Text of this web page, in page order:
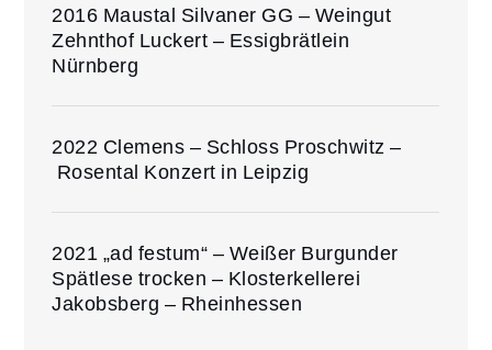
2016 Maustal Silvaner GG – Weingut
Zehnthof Luckert – Essigbrätlein
Nürnberg
2022 Clemens – Schloss Proschwitz –
Rosental Konzert in Leipzig
2021 „ad festum“ – Weißer Burgunder
Spätlese trocken – Klosterkellerei
Jakobsberg – Rheinhessen